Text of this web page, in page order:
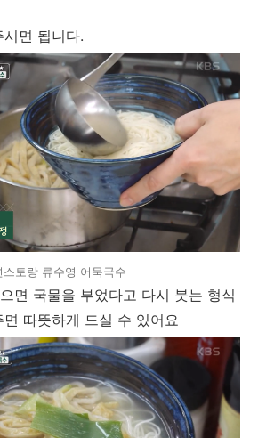
면 됩니다.
스토랑 류수영 어묵국수
면 국물을 부었다고 다시 붓는 형식
따뜻하게 드실 수 있어요